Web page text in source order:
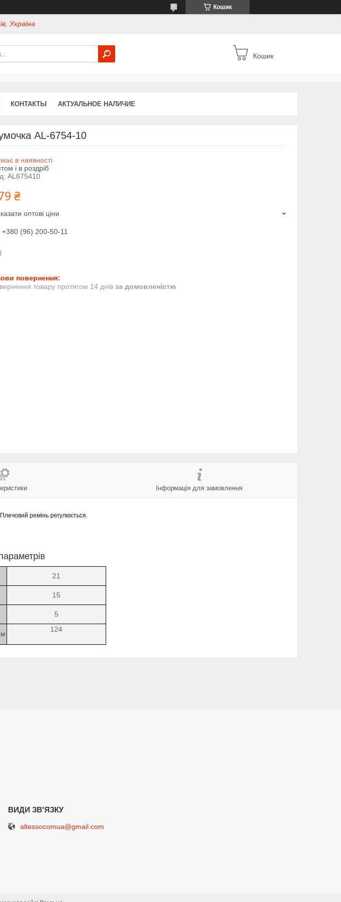
Кошик
Україна
Кошик
КОНТАКТЫ АКТУАЛЬНОЕ НАЛИЧИЕ
AL-6754-10
в наявності
і в роздріб
AL675410
₴
оптові ціни
+380 (96) 200-50-11
товару протягом 14 днів за домовленістю
Інформація для замовлення
ремінь регулюється.
21
15
5
124
altessocomua@gmail.com